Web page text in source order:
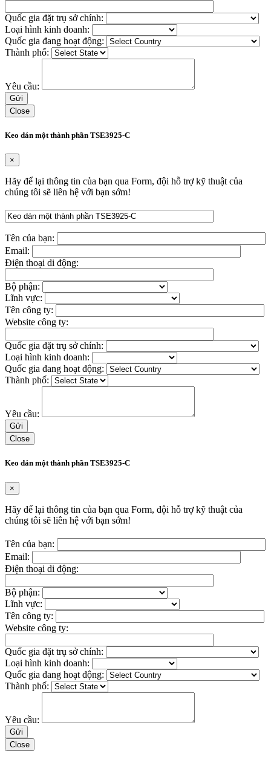
Quốc gia đặt trụ sở chính:
Loại hình kinh doanh:
Quốc gia đang hoạt động:
Thành phố:
Yêu cầu:
Close
Keo dán một thành phần TSE3925-C
×
Hãy để lại thông tin của bạn qua Form, đội hỗ trợ kỹ thuật của
chúng tôi sẽ liên hệ với bạn sớm!
Tên của bạn:
Email:
Điện thoại di động:
Bộ phận:
Lĩnh vực:
Tên công ty:
Website công ty:
Quốc gia đặt trụ sở chính:
Loại hình kinh doanh:
Quốc gia đang hoạt động:
Thành phố:
Yêu cầu:
Close
Keo dán một thành phần TSE3925-C
×
Hãy để lại thông tin của bạn qua Form, đội hỗ trợ kỹ thuật của
chúng tôi sẽ liên hệ với bạn sớm!
Tên của bạn:
Email:
Điện thoại di động:
Bộ phận:
Lĩnh vực:
Tên công ty:
Website công ty:
Quốc gia đặt trụ sở chính:
Loại hình kinh doanh:
Quốc gia đang hoạt động:
Thành phố:
Yêu cầu:
Close